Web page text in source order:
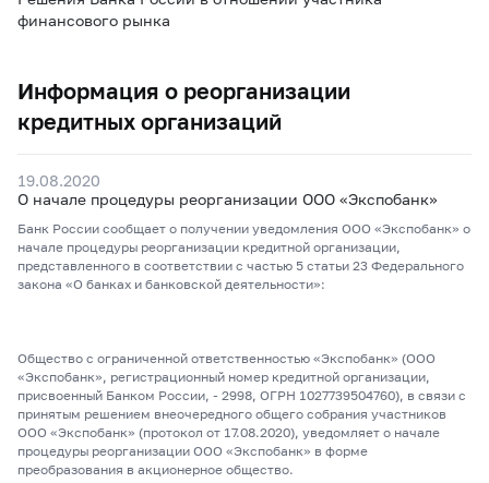
финансового рынка
Информация о реорганизации
кредитных организаций
19.08.2020
О начале процедуры реорганизации ООО «Экспобанк»
Банк России сообщает о получении уведомления ООО «Экспобанк» о
начале процедуры реорганизации кредитной организации,
представленного в соответствии с частью 5 статьи 23 Федерального
закона «О банках и банковской деятельности»:
Общество с ограниченной ответственностью «Экспобанк» (ООО
«Экспобанк», регистрационный номер кредитной организации,
присвоенный Банком России, - 2998, ОГРН 1027739504760), в связи с
принятым решением внеочередного общего собрания участников
ООО «Экспобанк» (протокол от 17.08.2020), уведомляет о начале
процедуры реорганизации ООО «Экспобанк» в форме
преобразования в акционерное общество.